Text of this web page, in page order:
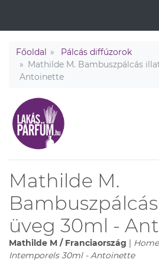
Főoldal
Pálcás diffúzorok
Mathilde M. Bambuszpálcás
Antoinette
Mathilde M.
üveg 30ml -
Mathilde M / Franciaország |
Intemporels 30ml - Antoinette